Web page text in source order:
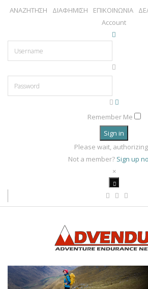
ΑΝΑΖΗΤΗΣΗ ΔΙΑΦΗΜΙΣΗ ΕΠΙΚΟΙΝΩΝΙΑ
Account
Remember Me
Sign in
Please wait, authorizing
Not a member? Sign up
×